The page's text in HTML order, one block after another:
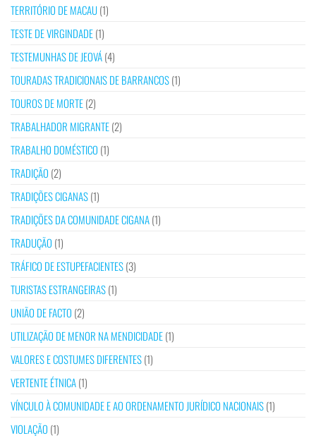
TERRITÓRIO DE MACAU(1)
TESTE DE VIRGINDADE(1)
TESTEMUNHAS DE JEOVÁ(4)
TOURADAS TRADICIONAIS DE BARRANCOS(1)
TOUROS DE MORTE(2)
TRABALHADOR MIGRANTE(2)
TRABALHO DOMÉSTICO (1)
TRADIÇÃO (2)
TRADIÇÕES CIGANAS(1)
TRADIÇÕES DA COMUNIDADE CIGANA(1)
TRADUÇÃO (1)
TRÁFICO DE ESTUPEFACIENTES(3)
TURISTAS ESTRANGEIRAS(1)
UNIÃO DE FACTO (2)
UTILIZAÇÃO DE MENOR NA MENDICIDADE(1)
VALORES E COSTUMES DIFERENTES(1)
VERTENTE ÉTNICA(1)
VÍNCULO À COMUNIDADE E AO ORDENAMENTO JURÍDICO NACIONAIS(1)
VIOLAÇÃO (1)